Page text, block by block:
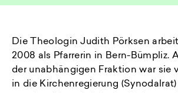
Die Theologin Judith Pörksen
2008 als Pfarrerin in Bern-Bümpliz.
der unabhängigen Fraktion war sie
in die Kirchenregierung